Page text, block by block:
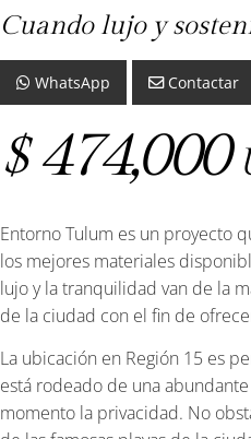
Cuando lujo y
WhatsApp Contactar
$ 474,000
Entorno Tulum es un proyecto
los mejores materiales
lujo y la tranquilidad van de la
de la ciudad con el fin de
La ubicación en Región 15 es
está rodeado de una
momento la privacidad. No